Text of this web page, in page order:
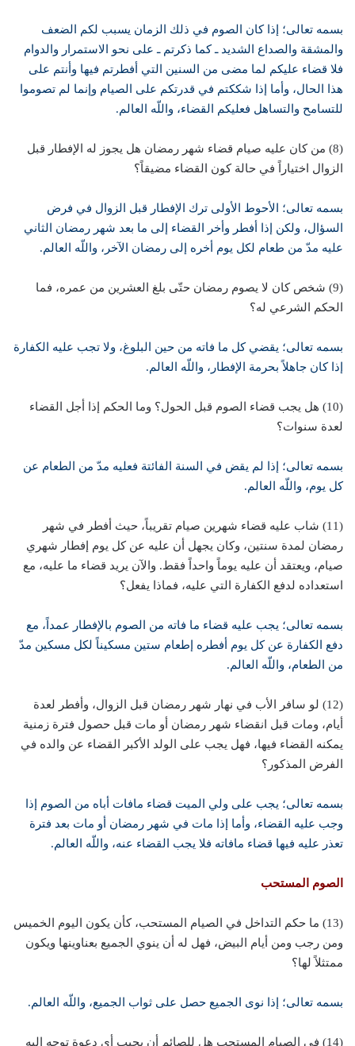
بسمه تعالى؛ إذا كان الصوم في ذلك الزمان يسبب لكم الضعف
والمشقة والصداع الشديد ـ كما ذكرتم ـ على نحو الاستمرار والدوام
فلا قضاء عليكم لما مضى من السنين التي أفطرتم فيها وأنتم على
هذا الحال، وأما إذا شككتم في قدرتكم على الصيام وإنما لم تصوموا
للتسامح والتساهل فعليكم القضاء، واللّه العالم.
(8) من كان عليه صيام قضاء شهر رمضان هل يجوز له الإفطار قبل
الزوال اختياراً في حالة كون القضاء مضيقاً؟
بسمه تعالى؛ الأحوط الأولى ترك الإفطار قبل الزوال في فرض
السؤال، ولكن إذا أفطر وأخر القضاء إلى ما بعد شهر رمضان الثاني
عليه مدّ من طعام لكل يوم أخره إلى رمضان الآخر، واللّه العالم.
(9) شخص كان لا يصوم رمضان حتّى بلغ العشرين من عمره، فما
الحكم الشرعي له؟
بسمه تعالى؛ يقضي كل ما فاته من حين البلوغ، ولا تجب عليه الكفارة
إذا كان جاهلاً بحرمة الإفطار، واللّه العالم.
(10) هل يجب قضاء الصوم قبل الحول؟ وما الحكم إذا أجل القضاء
لعدة سنوات؟
بسمه تعالى؛ إذا لم يقض في السنة الفائتة فعليه مدّ من الطعام عن
كل يوم، واللّه العالم.
(11) شاب عليه قضاء شهرين صيام تقريباً، حيث أفطر في شهر
رمضان لمدة سنتين، وكان يجهل أن عليه عن كل يوم إفطار شهري
صيام، ويعتقد أن عليه يوماً واحداً فقط. والآن يريد قضاء ما عليه، مع
استعداده لدفع الكفارة التي عليه، فماذا يفعل؟
بسمه تعالى؛ يجب عليه قضاء ما فاته من الصوم بالإفطار عمداً، مع
دفع الكفارة عن كل يوم أفطره إطعام ستين مسكيناً لكل مسكين مدّ
من الطعام، واللّه العالم.
(12) لو سافر الأب في نهار شهر رمضان قبل الزوال، وأفطر لعدة
أيام، ومات قبل انقضاء شهر رمضان أو مات قبل حصول فترة زمنية
يمكنه القضاء فيها، فهل يجب على الولد الأكبر القضاء عن والده في
الفرض المذكور؟
بسمه تعالى؛ يجب على ولي الميت قضاء مافات أباه من الصوم إذا
وجب عليه القضاء، وأما إذا مات في شهر رمضان أو مات بعد فترة
تعذر عليه فيها قضاء مافاته فلا يجب القضاء عنه، واللّه العالم.
الصوم المستحب
(13) ما حكم التداخل في الصيام المستحب، كأن يكون اليوم الخميس
ومن رجب ومن أيام البيض، فهل له أن ينوي الجميع بعناوينها ويكون
ممتثلاً لها؟
بسمه تعالى؛ إذا نوى الجميع حصل على ثواب الجميع، واللّه العالم.
(14) في الصيام المستحب هل للصائم أن يجيب أي دعوة توجه إليه